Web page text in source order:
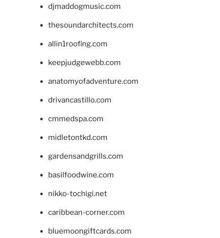
djmaddogmusic.com
thesoundarchitects.com
allin1roofing.com
keepjudgewebb.com
anatomyofadventure.com
drivancastillo.com
cmmedspa.com
midletontkd.com
gardensandgrills.com
basilfoodwine.com
nikko-tochigi.net
caribbean-corner.com
bluemoongiftcards.com